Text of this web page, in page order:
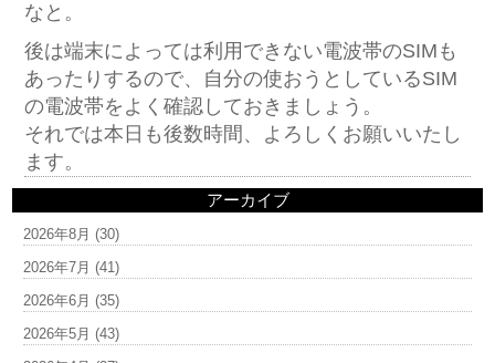
なと。
後は端末によっては利用できない電波帯のSIMも
あったりするので、自分の使おうとしているSIM
の電波帯をよく確認しておきましょう。
それでは本日も後数時間、よろしくお願いいたし
ます。
アーカイブ
2026年8月 (30)
2026年7月 (41)
2026年6月 (35)
2026年5月 (43)